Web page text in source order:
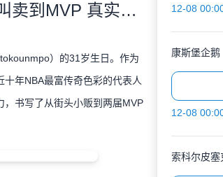
今日寿星／字母哥31岁生日快乐！从街头叫卖到MVP 真实的NBA励志传奇
）的31岁生日。作为
年NBA最富传奇色彩的代表人
书写了从街头小贩到两届MVP
12-08
康斯堡企鹅
12-08
索科尔皮塞